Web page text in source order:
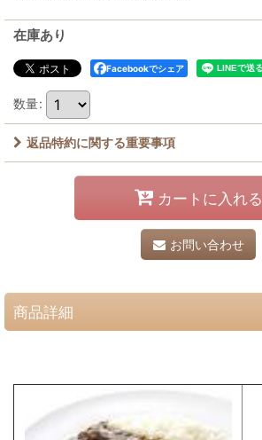
在庫あり
Facebookでシェア
数量:
返品特約に関する重要事項
カートに入れる
お問い合わせ
商品詳細